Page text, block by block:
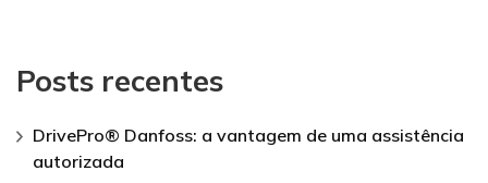
Posts recentes
DrivePro® Danfoss: a vantagem de uma assistência
autorizada